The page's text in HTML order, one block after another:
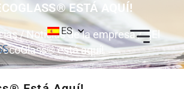
ES
ESTÁ AQUÍ!
/Noticias de la empresa/ ¡El
está aquí!